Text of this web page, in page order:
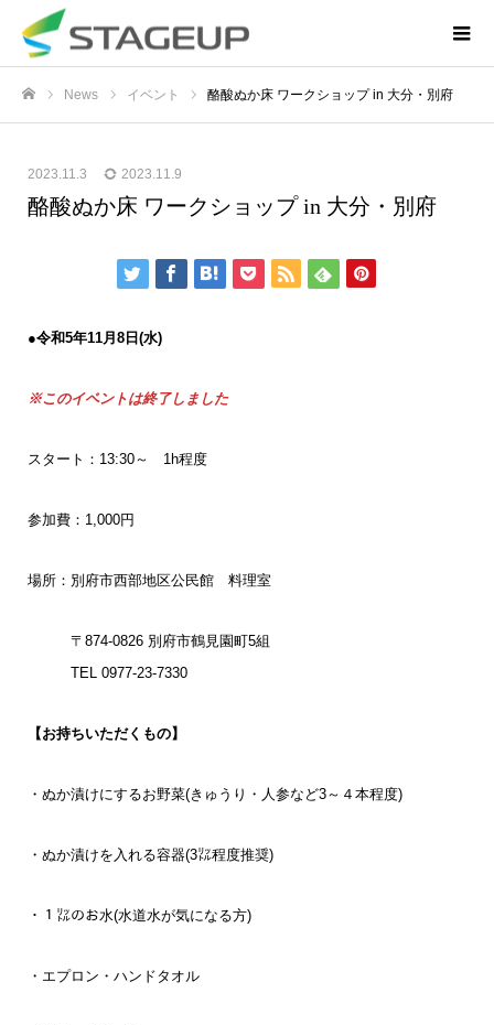
News イベント 酪酸ぬか床 ワークショップ in 大分・別府
2023.11.3 2023.11.9
酪酸ぬか床 ワークショップ in 大分・別府
●令和5年11月8日(水)
※このイベントは終了しました
スタート：13:30～ 1h程度
参加費：1,000円
場所：別府市西部地区公民館 料理室
〒874-0826 別府市鶴見園町5組
TEL 0977-23-7330
【お持ちいただくもの】
・ぬか漬けにするお野菜(きゅうり・人参など3～４本程度)
・ぬか漬けを入れる容器(3㍑程度推奨)
・１㍑のお水(水道水が気になる方)
・エプロン・ハンドタオル